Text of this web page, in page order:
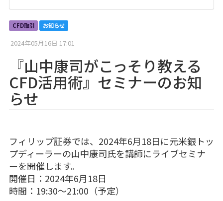
CFD取引 お知らせ
2024年05月16日 17:01
『山中康司がこっそり教える
CFD活用術』セミナーのお知
らせ
フィリップ証券では、2024年6月18日に元米銀トッ
プディーラーの山中康司氏を講師にライブセミナ
ーを開催します。
開催日：2024年6月18日
時間：19:30～21:00（予定）